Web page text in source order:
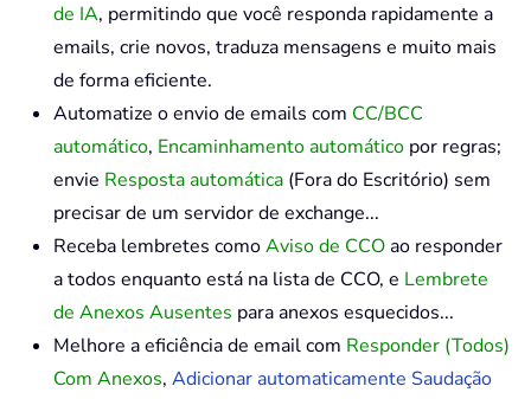
de IA, permitindo que você responda rapidamente a
emails, crie novos, traduza mensagens e muito mais
de forma eficiente.
Automatize o envio de emails com CC/BCC
automático, Encaminhamento automático por regras;
envie Resposta automática (Fora do Escritório) sem
precisar de um servidor de exchange...
Receba lembretes comoAviso de CCOao responder
a todos enquanto está na lista de CCO, e Lembrete
de Anexos Ausentes para anexos esquecidos...
Melhore a eficiência de email com Responder (Todos)
Com Anexos, Adicionar automaticamente Saudação